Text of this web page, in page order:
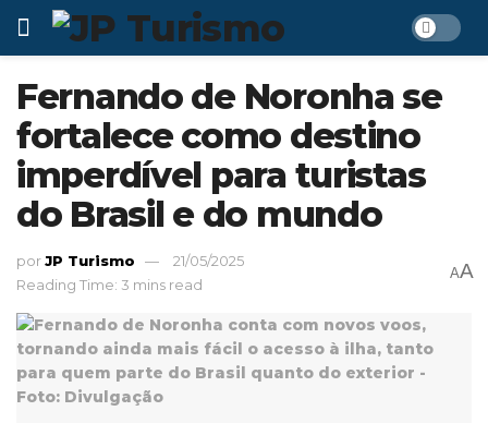
Fernando de Noronha se
fortalece como destino
imperdível para turistas
do Brasil e do mundo
porJP Turismo
21/05/2025
Reading Time: 3 mins read
AA